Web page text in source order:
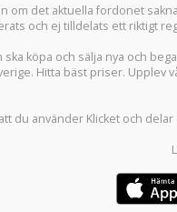
om det aktuella fordonet
och ej tilldelats ett riktigt
köpa och sälja nya och
Hitta bäst priser. Upplev
du använder Klicket och delar